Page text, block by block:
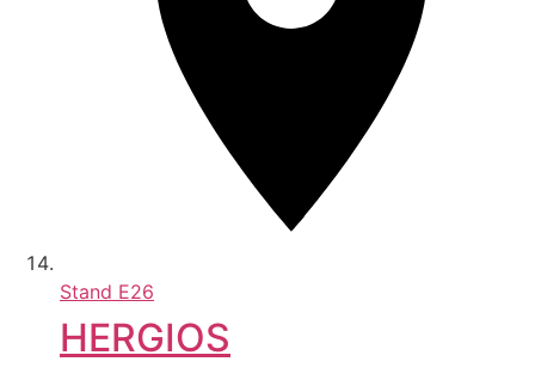
Stand E26
HERGIOS